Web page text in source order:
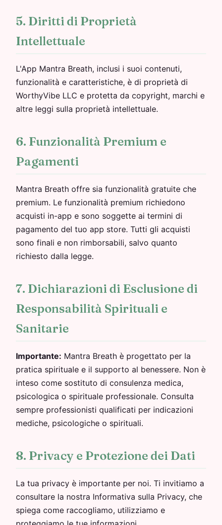
5. Diritti di Proprietà
Intellettuale
L'App Mantra Breath, inclusi i suoi contenuti,
funzionalità e caratteristiche, è di proprietà di
WorthyVibe LLC e protetta da copyright, marchi e
altre leggi sulla proprietà intellettuale.
6. Funzionalità Premium e
Pagamenti
Mantra Breath offre sia funzionalità gratuite che
premium. Le funzionalità premium richiedono
acquisti in-app e sono soggette ai termini di
pagamento del tuo app store. Tutti gli acquisti
sono finali e non rimborsabili, salvo quanto
richiesto dalla legge.
7. Dichiarazioni di Esclusione di
Responsabilità Spirituali e
Sanitarie
Importante: Mantra Breath è progettato per la
pratica spirituale e il supporto al benessere. Non è
inteso come sostituto di consulenza medica,
psicologica o spirituale professionale. Consulta
sempre professionisti qualificati per indicazioni
mediche, psicologiche o spirituali.
8. Privacy e Protezione dei Dati
La tua privacy è importante per noi. Ti invitiamo a
consultare la nostra Informativa sulla Privacy, che
spiega come raccogliamo, utilizziamo e